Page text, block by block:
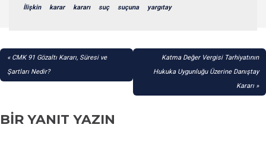
İlişkin karar kararı suç suçuna yargıtay
YAZI
GEZINMESI
CMK 91 Gözaltı Kararı, Süresi ve
Şartları Nedir?
Katma Değer Vergisi Tarhiyatının
Hukuka Uygunluğu Üzerine Danıştay
Kararı
BIR YANIT YAZIN